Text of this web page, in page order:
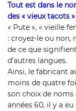
Tout est dans le
des « vieux tacots »
« Pute », « vieille
: croyez-le ou non,
de ce que
d'autres langues.
Ainsi, le fabricant
moins de quatre
son choix de noms
années 60, il y a